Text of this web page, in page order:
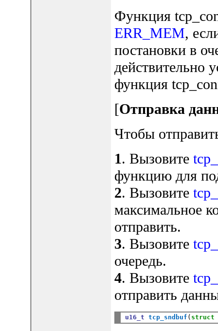
Функция
ERR_MEM,
постановки в
действительно
функция
[Отправка
Чтобы
1. Вызовите
функцию для
2. Вызовите
максимальное
отправить.
3. Вызовите
очередь.
4. Вызовите
отправить
u16_t tcp_sndbuf ( struct